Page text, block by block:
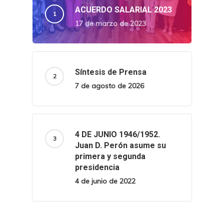
ACUERDO SALARIAL 2023
17 de marzo de 2023
Síntesis de Prensa
7 de agosto de 2026
4 DE JUNIO 1946/1952.
Juan D. Perón asume su
primera y segunda
presidencia
4 de junio de 2022